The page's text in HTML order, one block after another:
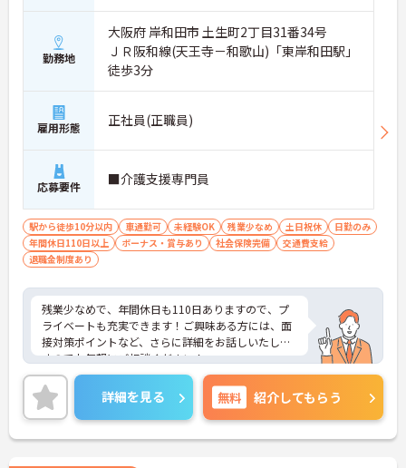
勤務地
大阪府 岸和田市 土生町2丁目31番34号
ＪＲ阪和線(天王寺－和歌山)「東岸和田駅」
徒歩3分
雇用形態 正社員(正職員)
応募要件 ■介護支援専門員
駅から徒歩10分以内 車通勤可 未経験OK 残業少なめ 土日祝休
日勤のみ
年間休日110日以上
ボーナス・賞与あり 社会保険完備
交通費支給
退職金制度あり
残業少なめで、年間休日も110日ありますので、プ
ライベートも充実できます！ご興味ある方には、面
接対策ポイントなど、さらに詳細をお話しいたしま
すのでお気軽にご相談ください！
詳細を見る 無料 紹介してもらう